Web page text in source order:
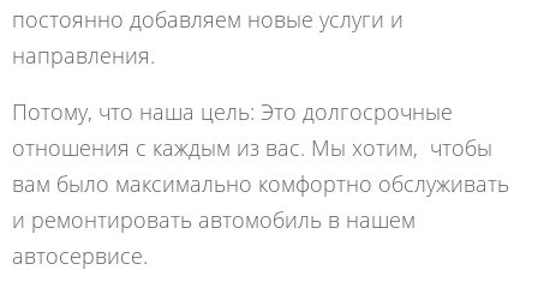
постоянно добавляем новые услуги и
направления.
Потому, что наша цель: Это долгосрочные
отношения с каждым из вас. Мы хотим, чтобы
вам было максимально комфортно обслуживать
и ремонтировать автомобиль в нашем
автосервисе.